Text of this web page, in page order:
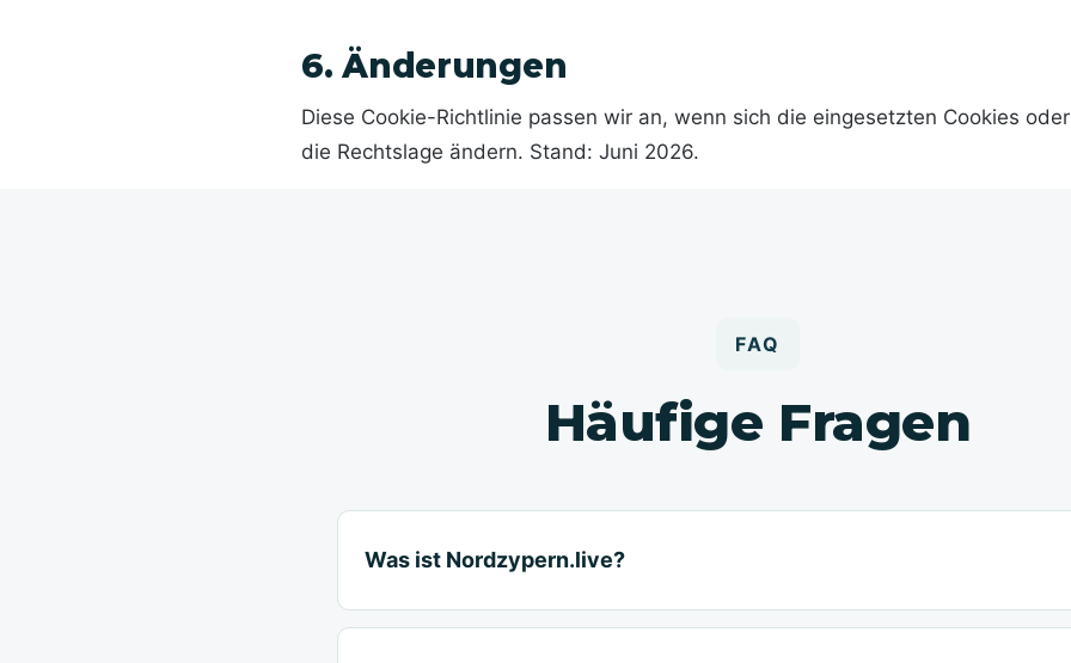
6. Änderungen
Diese Cookie-Richtlinie passen wir an, wenn sich die eingesetzten Cookies oder
die Rechtslage ändern. Stand: Juni 2026.
FAQ
Häufige Fragen
Was ist Nordzypern.live?